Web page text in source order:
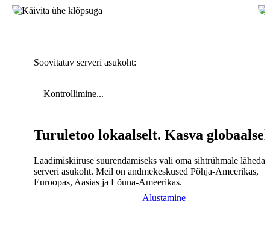
Soovitatav serveri asukoht:
Kontrollimine...
Turuletoo lokaalselt. Kasva
Laadimiskiiruse suurendamiseks vali oma sihtrühmale lähedal
serveri asukoht. Meil on andmekeskused Põhja-Ameerikas,
Euroopas, Aasias ja Lõuna-Ameerikas.
Alustamine